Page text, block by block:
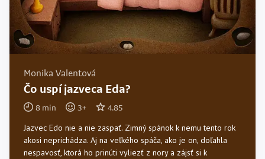
Monika Valentová
Čo uspí jazveca Eda?
8 min 3+ 4.85
Jazvec Edo nie a nie zaspať. Zimný spánok k nemu tento rok
akosi neprichádza. Aj na veľkého spáča, ako je on, doľahla
nespavosť, ktorá ho prinúti vyliezť z nory a zájsť si k